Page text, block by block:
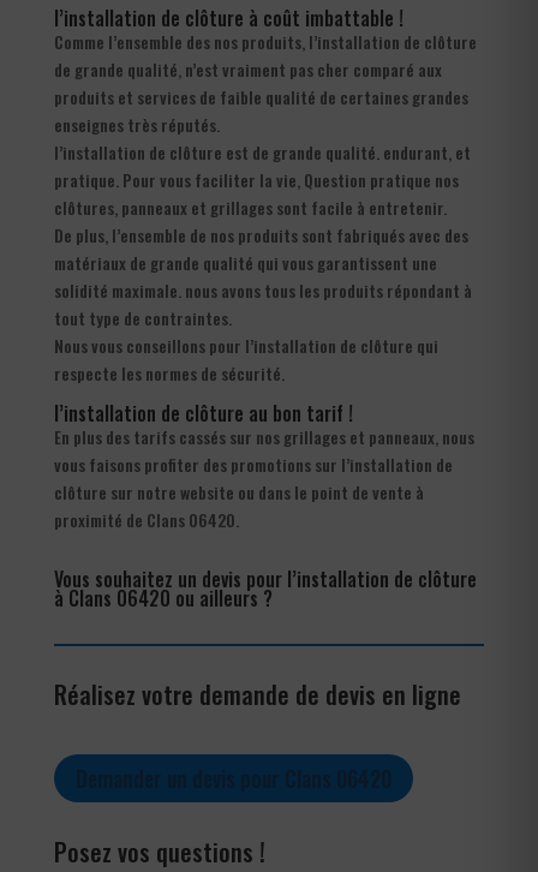
l’installation de clôture à coût imbattable !
Comme l’ensemble des nos produits, l’installation de clôture
de grande qualité, n’est vraiment pas cher comparé aux
produits et services de faible qualité de certaines grandes
enseignes très réputés.
l’installation de clôture est de grande qualité. endurant, et
pratique. Pour vous faciliter la vie, Question pratique nos
clôtures, panneaux et grillages sont facile à entretenir.
De plus, l’ensemble de nos produits sont fabriqués avec des
matériaux de grande qualité qui vous garantissent une
solidité maximale. nous avons tous les produits répondant à
tout type de contraintes.
Nous vous conseillons pour l’installation de clôture qui
respecte les normes de sécurité.
l’installation de clôture au bon tarif !
En plus des tarifs cassés sur nos grillages et panneaux, nous
vous faisons profiter des promotions sur l’installation de
clôture sur notre website ou dans le point de vente à
proximité de Clans 06420.
Vous souhaitez un devis pour l’installation de clôture
à Clans 06420 ou ailleurs ?
Réalisez votre demande de devis en ligne
Posez vos questions !